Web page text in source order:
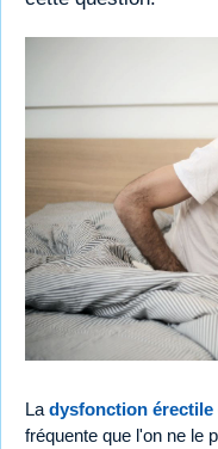
La dysfonction érectile
fréquente que l'on ne le